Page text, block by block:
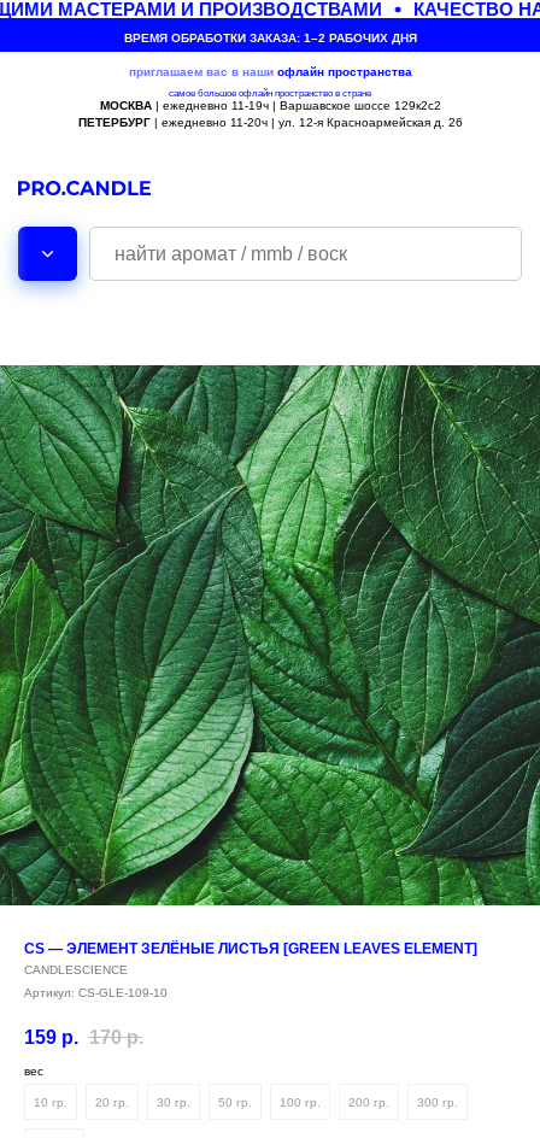
МАСТЕРАМИ И ПРОИЗВОДСТВАМИ КАЧЕСТВО
ВРЕМЯ ОБРАБОТКИ ЗАКАЗА: 1–2 РАБОЧИХ ДНЯ
приглашаем вас в наши офлайн пространства
самое большое офлайн пространство в стране
МОСКВА| ежедневно 11-19ч | Варшавское шоссе 129к2с2
ПЕТЕРБУРГ| ежедневно 11-20ч | ул. 12-я Красноармейская д. 26
CS — ЭЛЕМЕНТ ЗЕЛЁНЫЕ ЛИСТЬЯ [GREEN LEAVES ELEMENT]
CANDLESCIENCE
Артикул: CS-GLE-109-10
159 р. 170 р.
вес
10 гр. 20 гр. 30 гр. 50 гр. 100 гр. 200 гр. 300 гр.